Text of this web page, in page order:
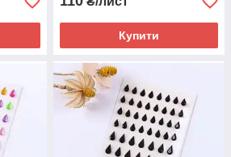
Купити